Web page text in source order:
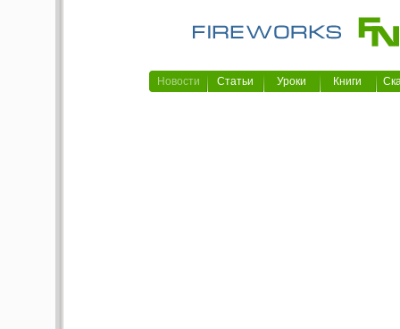
Новости Статьи Уроки Книги